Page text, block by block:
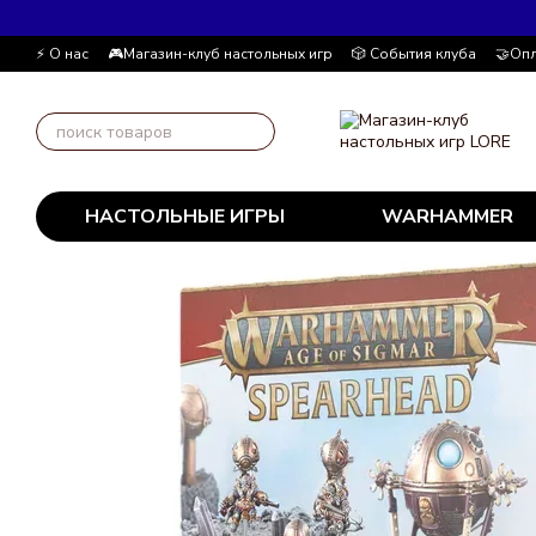
⚡ О нас 🎮Магазин-клуб настольных игр 🎲 События клуба
Автор блога
📰 Пользовательское соглашение 💸
НАСТОЛЬНЫЕ ИГРЫ WARHAMMER